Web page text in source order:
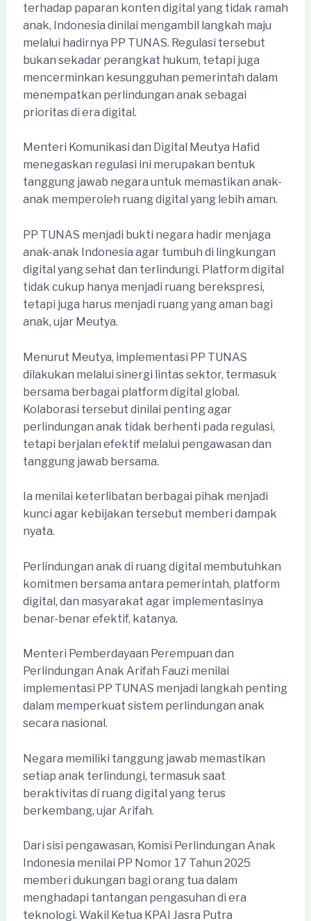
terhadap paparan konten digital yang tidak ramah
anak, Indonesia dinilai mengambil langkah maju
melalui hadirnya PP TUNAS. Regulasi tersebut
bukan sekadar perangkat hukum, tetapi juga
mencerminkan kesungguhan pemerintah dalam
menempatkan perlindungan anak sebagai
prioritas di era digital.
Menteri Komunikasi dan Digital Meutya Hafid
menegaskan regulasi ini merupakan bentuk
tanggung jawab negara untuk memastikan anak-
anak memperoleh ruang digital yang lebih aman.
PP TUNAS menjadi bukti negara hadir menjaga
anak-anak Indonesia agar tumbuh di lingkungan
digital yang sehat dan terlindungi. Platform digital
tidak cukup hanya menjadi ruang berekspresi,
tetapi juga harus menjadi ruang yang aman bagi
anak, ujar Meutya.
Menurut Meutya, implementasi PP TUNAS
dilakukan melalui sinergi lintas sektor, termasuk
bersama berbagai platform digital global.
Kolaborasi tersebut dinilai penting agar
perlindungan anak tidak berhenti pada regulasi,
tetapi berjalan efektif melalui pengawasan dan
tanggung jawab bersama.
Ia menilai keterlibatan berbagai pihak menjadi
kunci agar kebijakan tersebut memberi dampak
nyata.
Perlindungan anak di ruang digital membutuhkan
komitmen bersama antara pemerintah, platform
digital, dan masyarakat agar implementasinya
benar-benar efektif, katanya.
Menteri Pemberdayaan Perempuan dan
Perlindungan Anak Arifah Fauzi menilai
implementasi PP TUNAS menjadi langkah penting
dalam memperkuat sistem perlindungan anak
secara nasional.
Negara memiliki tanggung jawab memastikan
setiap anak terlindungi, termasuk saat
beraktivitas di ruang digital yang terus
berkembang, ujar Arifah.
Dari sisi pengawasan, Komisi Perlindungan Anak
Indonesia menilai PP Nomor 17 Tahun 2025
memberi dukungan bagi orang tua dalam
menghadapi tantangan pengasuhan di era
teknologi. Wakil Ketua KPAI Jasra Putra